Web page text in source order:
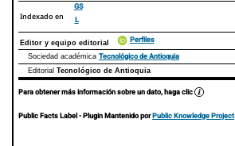
Indexado en
GS
L
Editor y equipo editorial Perfiles
Sociedad académica Tecnológico de Antioquia
Editorial Tecnológico de Antioquia
Para obtener más información sobre un dato, haga clic
Public Facts Label- Plugin Mantenido porPublic Knowledge Project